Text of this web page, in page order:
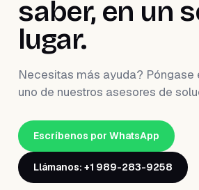
saber, en un
lugar.
Necesitas más ayuda? Póngase
uno de nuestros asesores de
Escríbenos por WhatsApp
Llámanos: +1 989-283-9258